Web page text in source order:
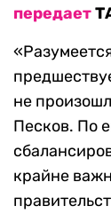
передает
не
Песков. По
крайне